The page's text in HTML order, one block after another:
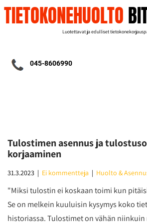
TIETOKONEHUOLTO
Luotettavat ja edulliset
045-8606990
Tulostimen asennus ja
korjaaminen
31.3.2023 | Ei kommentteja | Huolto &
"Miksi tulostin ei koskaan toimi kun
Se on melkein kuuluisin kysymys koko
historiassa. Tulostimet on vähän